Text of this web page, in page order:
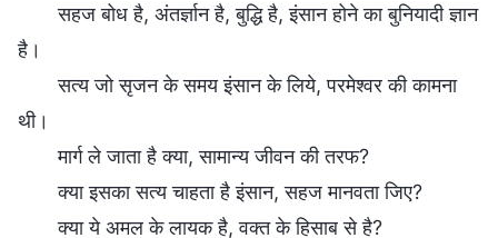
सहज बोध है, अंतर्ज्ञान है, बुद्धि है, इंसान होने का बुनियादी ज्ञान
है।
सत्य जो सृजन के समय इंसान के लिये, परमेश्वर की कामना
थी।
मार्ग ले जाता है क्या, सामान्य जीवन की तरफ?
क्या इसका सत्य चाहता है इंसान, सहज मानवता जिए?
क्या ये अमल के लायक है, वक्त के हिसाब से है?